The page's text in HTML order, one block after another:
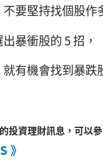
要堅持找個股作
暴衝股的 5 招，
有機會找到暴跌
投資理財訊息，可以參
》